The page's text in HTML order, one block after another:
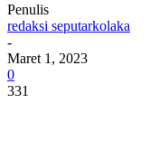
Penulis
redaksi seputarkolaka
-
Maret 1, 2023
0
331